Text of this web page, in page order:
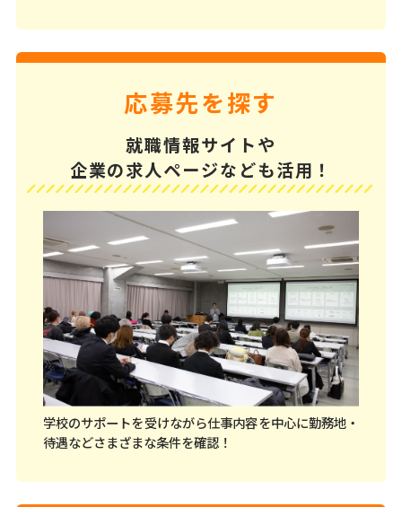
応募先を探す
就職情報サイトや
企業の求人ページなども活用！
学校のサポートを受けながら仕事内容を中心に勤務地・
待遇などさまざまな条件を確認！